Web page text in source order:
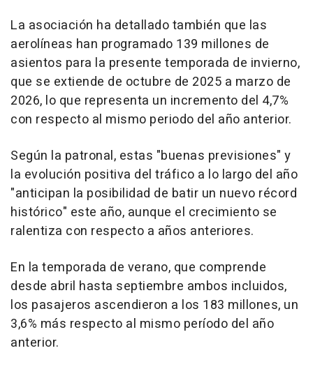
La asociación ha detallado también que las
aerolíneas han programado 139 millones de
asientos para la presente temporada de invierno,
que se extiende de octubre de 2025 a marzo de
2026, lo que representa un incremento del 4,7%
con respecto al mismo periodo del año anterior.
Según la patronal, estas "buenas previsiones" y
la evolución positiva del tráfico a lo largo del año
"anticipan la posibilidad de batir un nuevo récord
histórico" este año, aunque el crecimiento se
ralentiza con respecto a años anteriores.
En la temporada de verano, que comprende
desde abril hasta septiembre ambos incluidos,
los pasajeros ascendieron a los 183 millones, un
3,6% más respecto al mismo período del año
anterior.